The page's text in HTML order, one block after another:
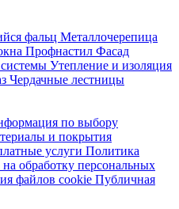
фальц Металлочерепица
Профнастил Фасад
Утепление и изоляция
Чердачные лестницы
по выбору
и покрытия
услуги Политика
на обработку персональных
файлов cookie Публичная